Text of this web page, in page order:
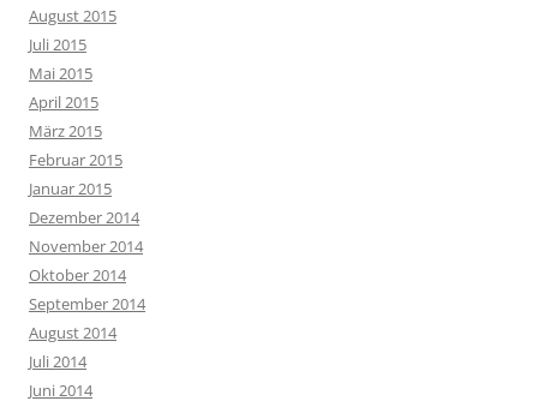
August 2015
Juli 2015
Mai 2015
April 2015
März 2015
Februar 2015
Januar 2015
Dezember 2014
November 2014
Oktober 2014
September 2014
August 2014
Juli 2014
Juni 2014